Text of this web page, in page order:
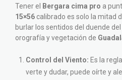
Tener el Bergara cima pro a
15×56 calibrado es solo la mitad
burlar los sentidos del duende
orografía y vegetación de
Control del Viento: Es la
verte y dudar, puede oírte y